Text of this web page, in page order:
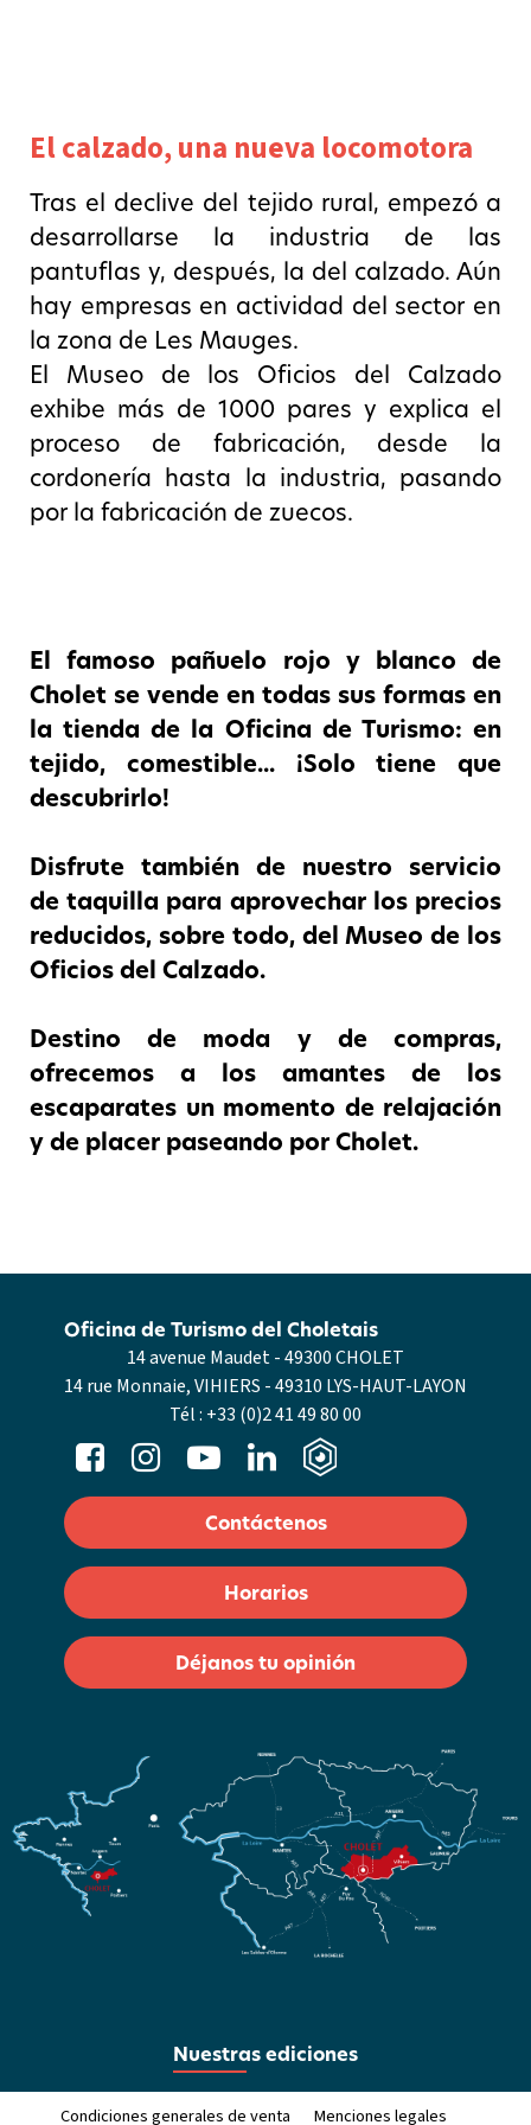
El calzado, una nueva locomotora
Tras el declive del tejido rural, empezó a
desarrollarse la industria de las
pantuflas y, después, la del calzado. Aún
hay empresas en actividad del sector en
la zona de Les Mauges.
El Museo de los Oficios del Calzado
exhibe más de 1000 pares y explica el
proceso de fabricación, desde la
cordonería hasta la industria, pasando
por la fabricación de zuecos.
El famoso pañuelo rojo y blanco de
Cholet se vende en todas sus formas en
la tienda de la Oficina de Turismo: en
tejido, comestible... ¡Solo tiene que
descubrirlo!
Disfrute también de nuestro servicio
de taquilla para aprovechar los precios
reducidos, sobre todo, del Museo de los
Oficios del Calzado.
Destino de moda y de compras,
ofrecemos a los amantes de los
escaparates un momento de relajación
y de placer paseando por Cholet.
14 avenue Maudet - 49300 CHOLET
14 rue Monnaie, VIHIERS - 49310 LYS-HAUT-LAYON
Tél : +33 (0)2 41 49 80 00
Oficina de Turismo del Choletais
Contáctenos
Horarios
Déjanos tu opinión
Nuestras ediciones
Condiciones generales de venta Menciones legales